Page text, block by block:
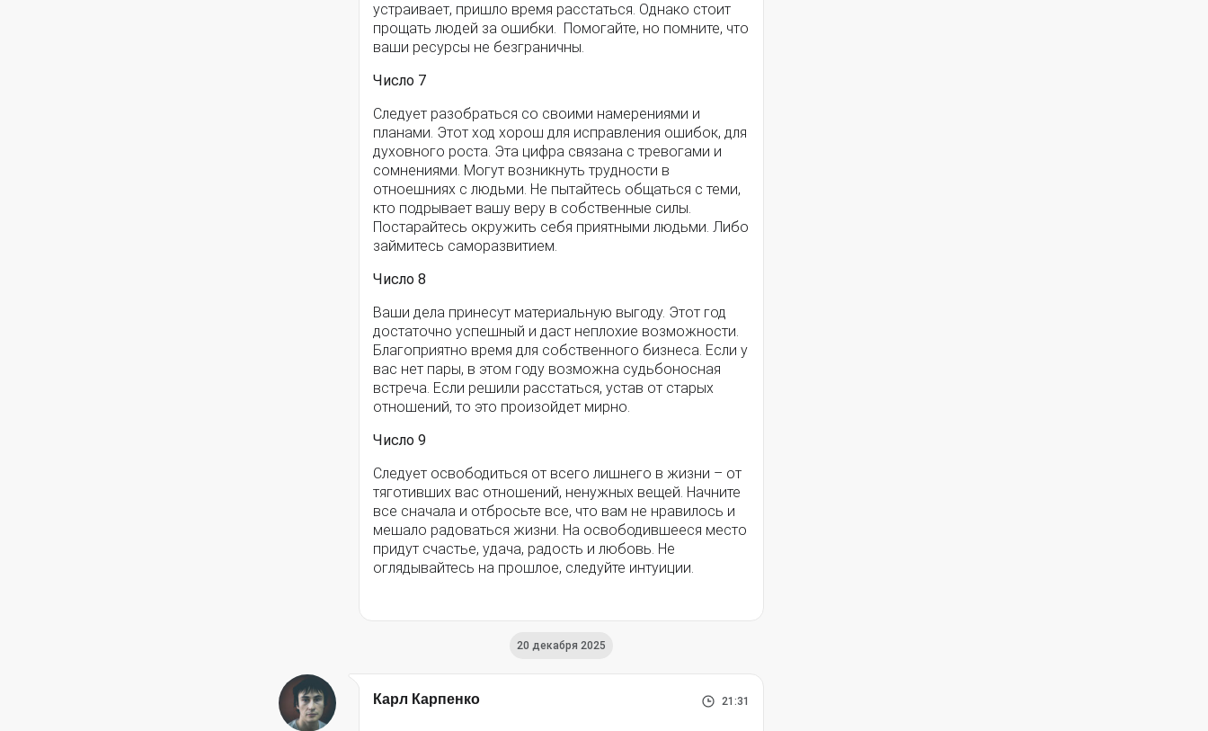
устраивает, пришло время расстаться. Однако стоит
прощать людей за ошибки. Помогайте, но помните, что
ваши ресурсы не безграничны.
Число 7
Следует разобраться со своими намерениями и
планами. Этот ход хорош для исправления ошибок, для
духовного роста. Эта цифра связана с тревогами и
сомнениями. Могут возникнуть трудности в
отноешниях с людьми. Не пытайтесь общаться с теми,
кто подрывает вашу веру в собственные силы.
Постарайтесь окружить себя приятными людьми. Либо
займитесь саморазвитием.
Число 8
Ваши дела принесут материальную выгоду. Этот год
достаточно успешный и даст неплохие возможности.
Благоприятно время для собственного бизнеса. Если у
вас нет пары, в этом году возможна судьбоносная
встреча. Если решили расстаться, устав от старых
отношений, то это произойдет мирно.
Число 9
Следует освободиться от всего лишнего в жизни – от
тяготивших вас отношений, ненужных вещей. Начните
все сначала и отбросьте все, что вам не нравилось и
мешало радоваться жизни. На освободившееся место
придут счастье, удача, радость и любовь. Не
оглядывайтесь на прошлое, следуйте интуиции.
20 декабря 2025
Карл Карпенко 21:31